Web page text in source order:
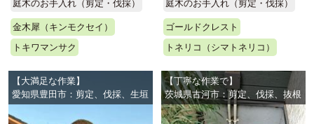
庭木のお手入れ（剪定・伐採）
金木犀（キンモクセイ）
トキワマンサク
庭木のお手入れ（剪定・伐採）
ゴールドクレスト
トネリコ（シマトネリコ）
【大満足な作業】
愛知県豊田市：剪定、伐採、生垣
【丁寧な作業で】
茨城県古河市：剪定、伐採、抜根